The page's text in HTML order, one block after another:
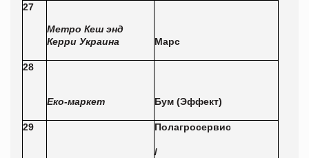
27
Метро Кеш энд
Керри Украина
Марс
28
Еко-маркет Бум (Эффект)
29 Полагросервис
/